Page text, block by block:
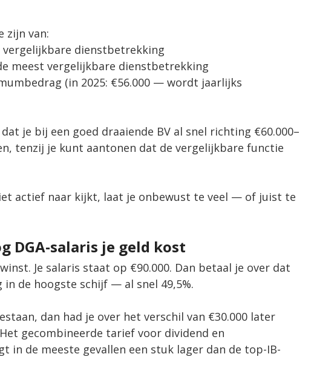
zijn van:
vergelijkbare dienstbetrekking
meest vergelijkbare dienstbetrekking
(in 2025: €56.000 — wordt jaarlijks
je bij een goed draaiende BV al snel richting €60.000–
tenzij je kunt aantonen dat de vergelijkbare functie
actief naar kijkt, laat je onbewust te veel — of juist te
DGA-salaris je geld kost
Je salaris staat op €90.000. Dan betaal je over dat
de hoogste schijf — al snel 49,5%.
dan had je over het verschil van €30.000 later
gecombineerde tarief voor dividend en
in de meeste gevallen een stuk lager dan de top-IB-